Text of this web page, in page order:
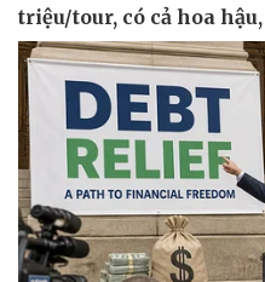
Kinh tế
Bất động sản
Khởi nghiệp